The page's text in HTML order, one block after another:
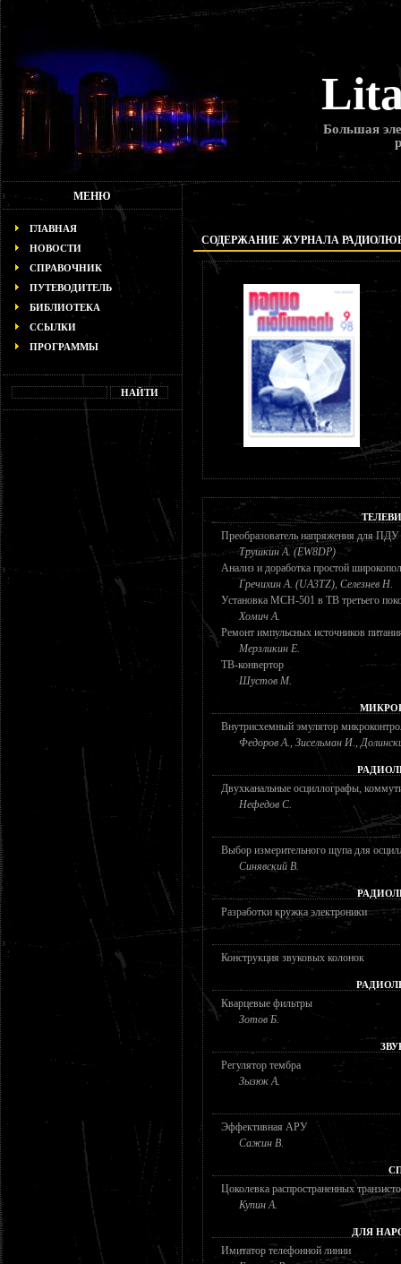
Большая
МЕНЮ
ГЛАВНАЯ
НОВОСТИ
СПРАВОЧНИК
ПУТЕВОДИТЕЛЬ
БИБЛИОТЕКА
ССЫЛКИ
ПРОГРАММЫ
СОДЕРЖАНИЕ ЖУРНАЛА
Преобразователь напряжения для ПДУ
Трушкин А. (EW8DP)
Анализ и доработка простой
Гречихин А. (UA3TZ), Селезнев Н.
Установка МСН-501 в ТВ третьего
Хомич А.
Ремонт импульсных источников
Мерзликин Е.
ТВ-конвертор
Шустов М.
Внутрисхемный эмулятор
Федоров А., Зисельман И.,
Двухканальные осциллографы,
Нефедов С.
Выбор измерительного щупа для
Синявский В.
Разработки кружка электроники
Конструкция звуковых колонок
Кварцевые фильтры
Зотов Б.
Регулятор тембра
Зызюк А.
Эффективная АРУ
Сажин В.
Цоколевка распространенных
Купин А.
ДЛЯ
Имитатор телефонной линии